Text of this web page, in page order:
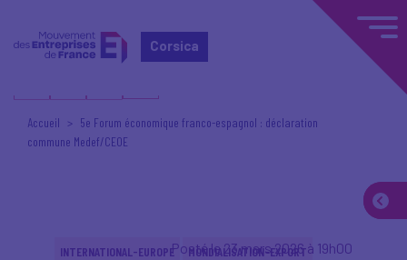
Corsica
Accueil
5e Forum économique franco-espagnol : déclaration
commune Medef/CEOE
Posté le 23 mars 2026 à 19h00
INTERNATIONAL-EUROPE MONDIALISATION-EXPORT